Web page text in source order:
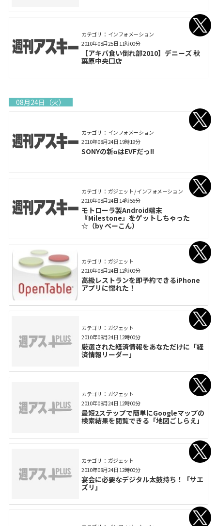
カテゴリ： インフォメーション
【アキバ食い倒れ部2010】デニーズ 秋
葉原中央口店
2010年08月25日 11時00分
08月24日（火）
カテゴリ： インフォメーション
SONYの新αはEVFだっ!!
2010年08月24日 19時19分
カテゴリ： ガジェット / インフォメーション
モトローラ製Android端末
『Milestone』をゲットしちゃった
☆（by べーこん）
2010年08月24日 14時56分
カテゴリ： ガジェット
高級レストランを即予約できるiPhone
アプリに惚れた！
2010年08月24日 12時00分
カテゴリ： ガジェット
厳選された経済情報をあなただけに「経
済情報リーダー」
2010年08月24日 12時00分
カテゴリ： ガジェット
最短2ステップで簡単にGoogleマップの
検索結果を閲覧できる「地図ごしらえ」
2010年08月24日 12時00分
カテゴリ： ガジェット
宴会に必要なデジタル太鼓持ち！「サエ
ズリ」
2010年08月24日 12時00分